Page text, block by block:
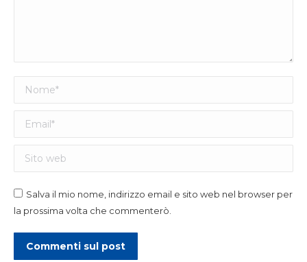
Nome *
Email *
Sito web
Salva il mio nome, indirizzo email e sito web nel browser per
la prossima volta che commenterò.
Commenti sul post